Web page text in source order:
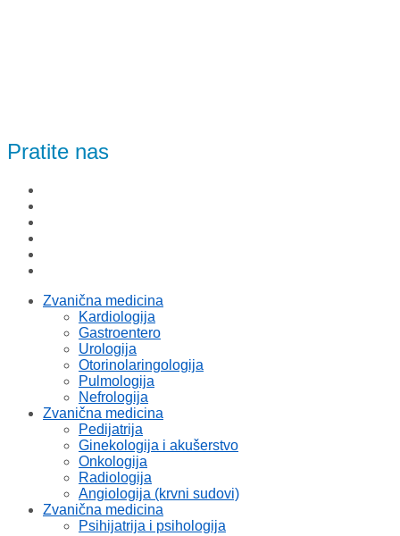
Pratite nas
Zvanična medicina
Kardiologija
Gastroentero
Urologija
Otorinolaringologija
Pulmologija
Nefrologija
Zvanična medicina
Pedijatrija
Ginekologija i akušerstvo
Onkologija
Radiologija
Angiologija (krvni sudovi)
Zvanična medicina
Psihijatrija i psihologija